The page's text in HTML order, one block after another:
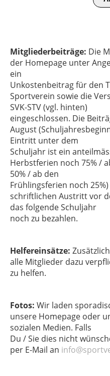
Mitgliederbeiträge: Die
der Homepage unter
ein
Unkostenbeitrag für den
Sportverein sowie die
SVK-STV (vgl. hinten)
eingeschlossen. Die
August
Eintritt unter dem
Schuljahr ist ein
Herbstferien noch 75% /
50% / ab den
Frühlingsferien noch
schriftlichen Austritt vor
das folgende Schuljahr
noch zu bezahlen.
Helfereinsätze:
alle Mitglieder dazu
zu helfen.
Fotos: Wir laden
unsere Homepage oder
sozialen Medien. Falls
Du / Sie dies nicht
per E-Mail an